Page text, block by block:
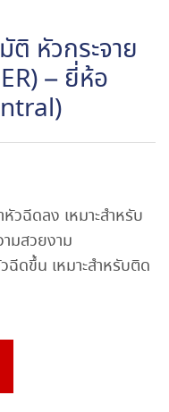
ติ หัวกระจาย
– ยี่ห้อ
วฉีดลง เหมาะสำหรับ
มสวยงาม
ดขึ้น เหมาะสำหรับติด